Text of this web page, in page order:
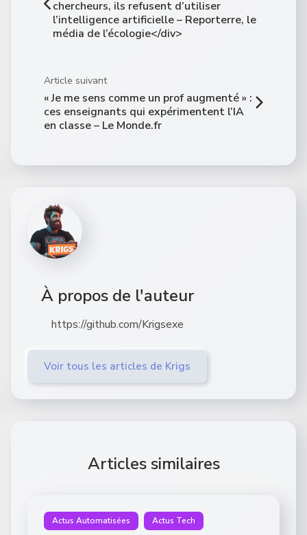
chercheurs, ils refusent d’utiliser
l’intelligence artificielle – Reporterre, le
média de l’écologie</div>
Article suivant
« Je me sens comme un prof augmenté » :
ces enseignants qui expérimentent l’IA
en classe – Le Monde.fr
À propos de l'auteur
https://github.com/Krigsexe
Voir tous les articles de Krigs
Articles similaires
Actus Automatisées Actus Tech